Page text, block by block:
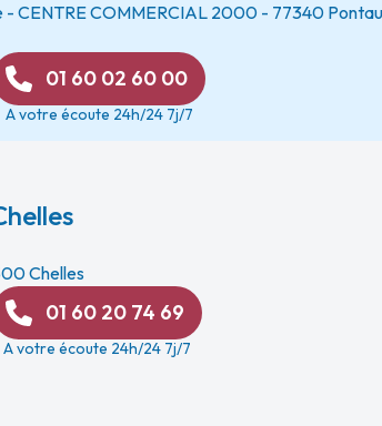
- CENTRE COMMERCIAL 2000 - 77340
01 60 02 60 00
A votre écoute 24h/24 7j/7
Chelles
01 60 20 74 69
A votre écoute 24h/24 7j/7